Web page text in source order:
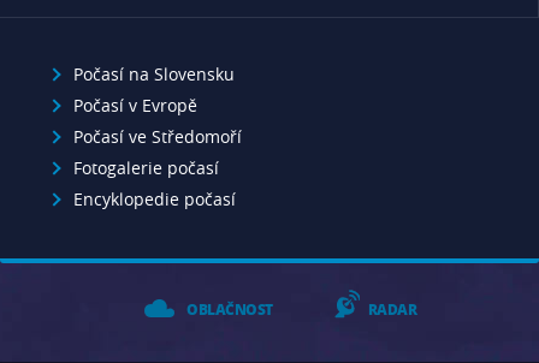
Počasí na Slovensku
Počasí v Evropě
Počasí ve Středomoří
Fotogalerie počasí
Encyklopedie počasí
OBLAČNOST RADAR